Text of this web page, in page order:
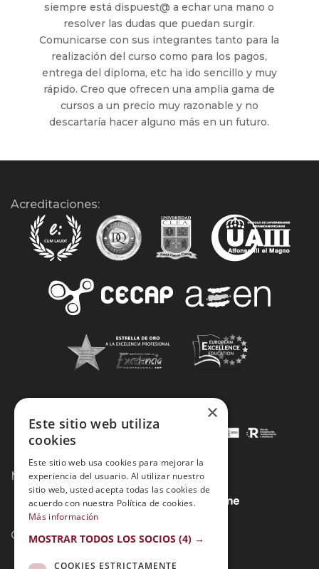
siempre está dispuest@ a echar una mano o
resolver las dudas que puedan surgir.
Comunicarse con sus integrantes tanto para la
realización del curso como para los pagos,
entrega del diploma, etc ha ido sencillo y muy
rápido. Creo que ofrecen una amplia gama de
cursos a un precio muy razonable y no
descartaría hacer alguno más en un futuro.
Acreditaciones:
Métodos de Pago:
Contacto:
×
Este sitio web utiliza
cookies
Este sitio web usa cookies para mejorar la
experiencia del usuario. Al utilizar nuestro
sitio web, usted acepta todas las cookies de
acuerdo con nuestra Política de cookies.
Más información
MOSTRAR TODOS LOS SOCIOS (4) →
COOKIES ESTRICTAMENTE